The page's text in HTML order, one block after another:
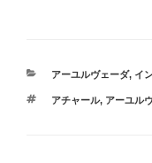
アーユルヴェーダ, イ
アチャール, アーユル